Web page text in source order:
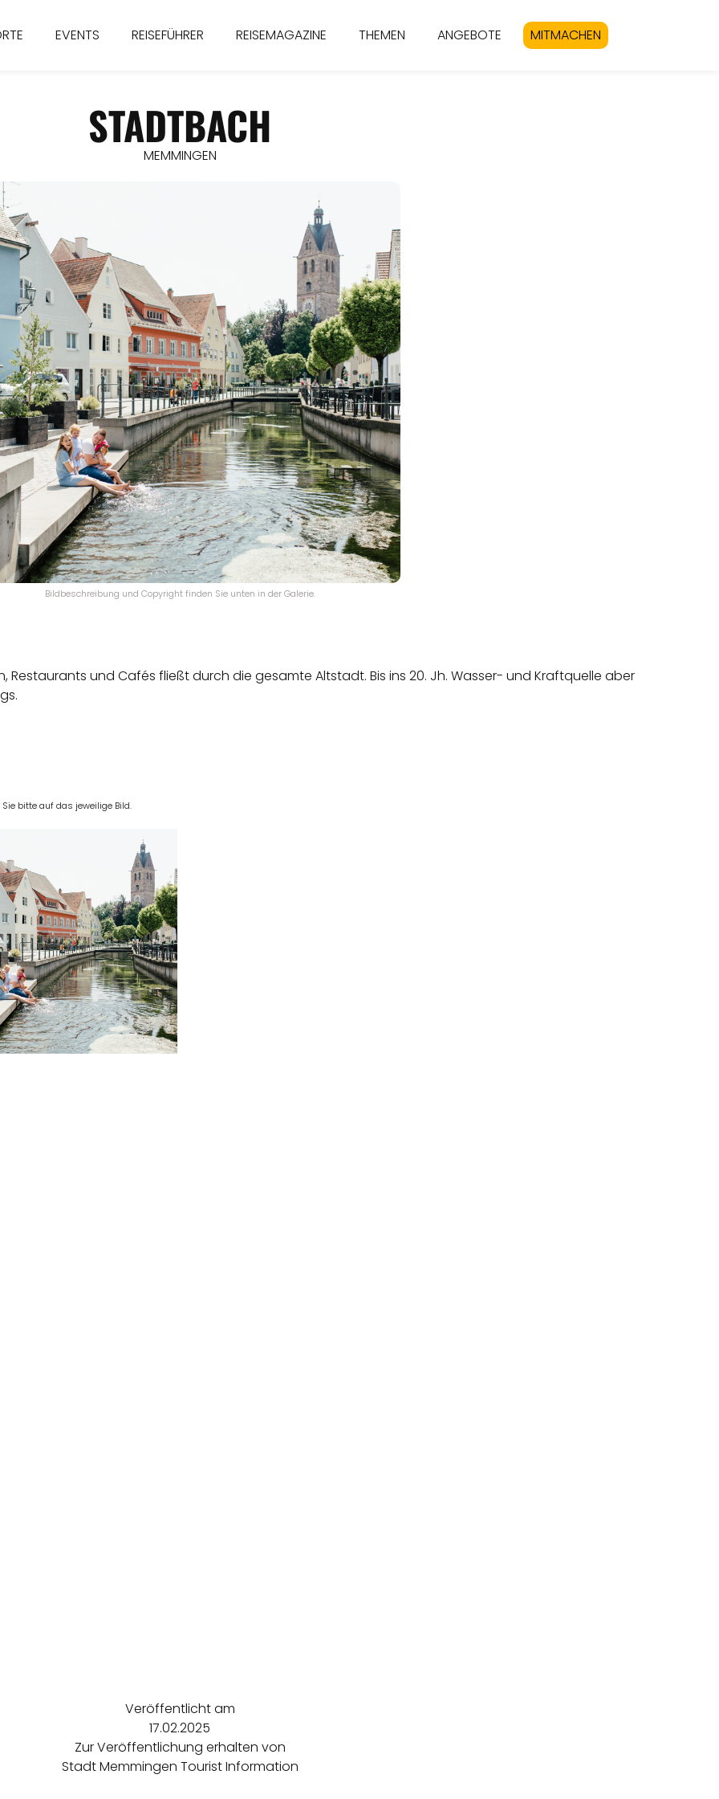
EVENTS REISEFÜHRER REISEMAGAZINE THEMEN ANGEBOTE MITMACHEN
STADTBACH
MEMMINGEN
Bildbeschreibung und Copyright finden Sie unten in der Galerie.
Restaurants und Cafés fließt durch die gesamte Altstadt. Bis ins 20. Jh. Wasser- und Kraftquelle aber
bitte auf das jeweilige Bild.
Veröffentlicht am
17.02.2025
Zur Veröffentlichung erhalten von
Stadt Memmingen Tourist Information